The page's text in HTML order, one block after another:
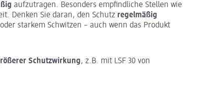
aufzutragen. Besonders empfindliche Stellen wie
Denken Sie daran, den Schutz regelmäßig
starkem Schwitzen – auch wenn das Produkt
Schutzwirkung, z.B. mit LSF 30 von